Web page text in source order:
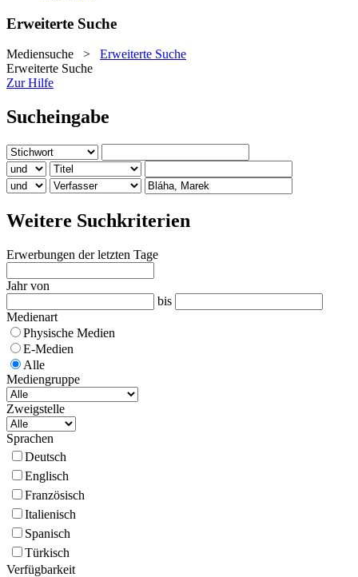
Erweiterte Suche
Mediensuche > Erweiterte Suche
Erweiterte Suche
Zur Hilfe
Sucheingabe
Weitere Suchkriterien
Erwerbungen der letzten Tage
Jahr von
bis
Medienart
Physische Medien
E-Medien
Alle
Mediengruppe
Zweigstelle
Sprachen
Deutsch
Englisch
Französisch
Italienisch
Spanisch
Türkisch
Verfügbarkeit